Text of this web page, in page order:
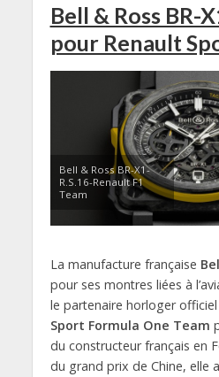
Bell & Ross BR-
pour Renault
Bell & Ross BR-X1-
R.S.16-Renault F1
Team
La manufacture française
pour ses montres liées à
le partenaire horloger officiel
Sport Formula One Team
du constructeur français en
du grand prix de Chine, elle